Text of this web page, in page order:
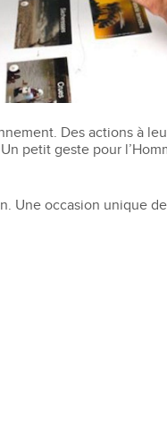
Des actions à
petit geste pour
Une occasion unique